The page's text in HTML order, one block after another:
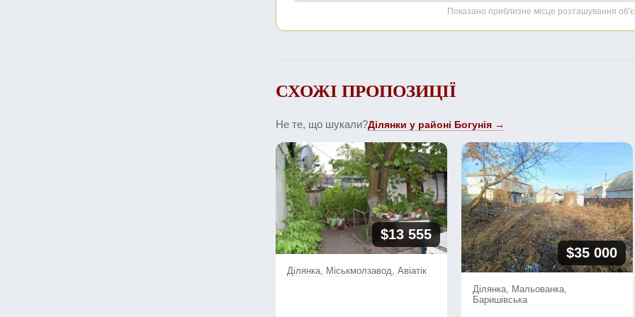
Показано приблизне місце розташування
СХОЖІ ПРОПОЗИЦІЇ
Не те, що шукали?Ділянки у районі Богунія →
$13 555
Ділянка, Міськмолзавод, Авіатік
$35 000
Ділянка, Мальованка,
Баришівська